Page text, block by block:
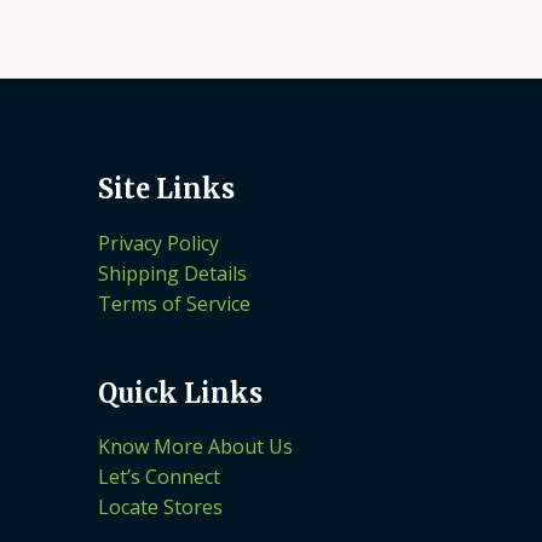
Site Links
Privacy Policy
Shipping Details
Terms of Service
Quick Links
Know More About Us
Let’s Connect
Locate Stores